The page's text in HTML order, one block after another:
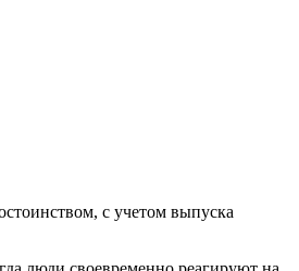
с учетом выпуска